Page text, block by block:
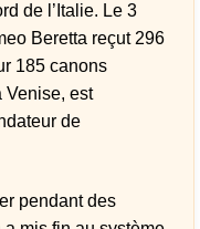
de l’Italie. Le 3
Beretta reçut 296
185 canons
Venise, est
de
pendant des